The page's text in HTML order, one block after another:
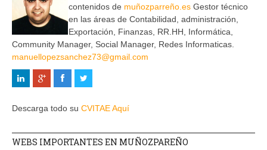
contenidos de muñozparreño.es Gestor técnico
en las áreas de Contabilidad, administración,
Exportación, Finanzas, RR.HH, Informática,
Community Manager, Social Manager, Redes Informaticas.
manuellopezsanchez73@gmail.com
Descarga todo su CVITAE Aquí
WEBS IMPORTANTES EN MUÑOZPAREÑO